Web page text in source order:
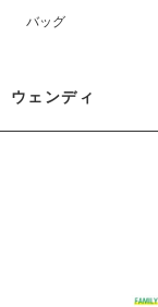
バッグ
ウェンディ